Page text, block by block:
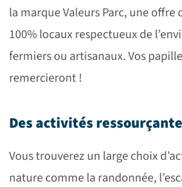
la marque Valeurs Parc, une offre
100% locaux respectueux de
fermiers ou artisanaux. Vos
remercieront !
Des activités
Vous trouverez un large choix
nature comme la randonnée,